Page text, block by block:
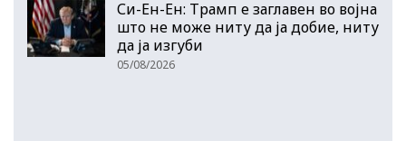
Си-Ен-Ен: Трамп е заглавен во војна
што не може ниту да ја добие, ниту
да ја изгуби
05/08/2026